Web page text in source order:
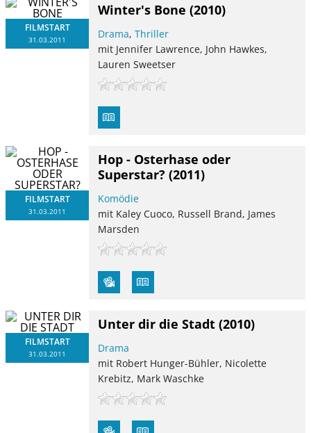
FILMSTART
31.03.2011
Winter's Bone (2010)
Drama,Thriller
mit Jennifer Lawrence, John Hawkes,
Lauren Sweetser
FILMSTART
31.03.2011
Hop - Osterhase oder
Superstar? (2011)
Komödie
mit Kaley Cuoco, Russell Brand, James
Marsden
FILMSTART
31.03.2011
Unter dir die Stadt (2010)
Drama
mit Robert Hunger-Bühler, Nicolette
Krebitz, Mark Waschke